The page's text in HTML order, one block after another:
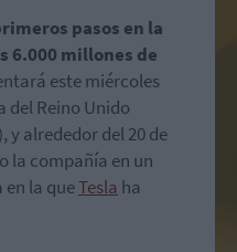
pasos en la
6.000 millones de
este miércoles
Reino Unido
y alrededor del 20 de
la compañía en un
la queTesla ha